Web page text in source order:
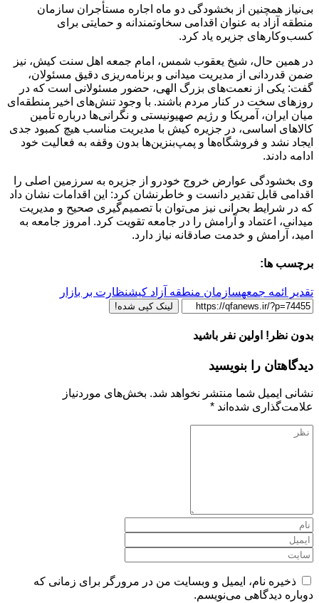
بی‌نیاز همچنین از بخشودگی دو ماه اجاره مستأجران سازمان
منطقه آزاد به عنوان اقدامی سخاوتمندانه و حمایتی برای
کسب‌وکارهای جزیره یاد کرد.
در همین حال، شیخ یعقوب شمس، امام جمعه اهل سنت کیش، نیز
ضمن قدردانی از مدیریت میدانی و برنامه‌ریزی دقیق مسئولان،
گفت: یکی از نعمت‌های بزرگ الهی، حضور مسئولانی است که در
روزهای سخت در کنار مردم باشند. با وجود تنش‌های اخیر منطقه‌ای
میان ایران، آمریکا و رژیم صهیونیستی و نگرانی‌ها درباره تأمین
کالاهای اساسی، در جزیره کیش با مدیریت مناسب هیچ کمبود جدی
ایجاد نشد و فروشگاه‌ها و پمپ‌بنزین‌ها بدون وقفه به فعالیت خود
ادامه دادند.
وی بخشودگی عوارض خروج خودرو از جزیره به سرزمین اصلی را
اقدامی قابل تقدیر دانست و خاطرنشان کرد: این اقدامات نشان داد
که در شرایط بحرانی نیز می‌توان با تصمیم‌گیری صحیح و مدیریت
میدانی، اعتماد و آرامش را در جامعه تقویت کرد. امروز جامعه به
امید، آرامش و خدمت صادقانه نیاز دارد.
برچسب ها:
تقدیر ائمه جمعهسازمان منطقه آزاد کیشنظارت بر بازار
لینک کپی شده!
بدون نظر! اولین نفر باشید
دیدگاهتان را بنویسید
نشانی ایمیل شما منتشر نخواهد شد. بخش‌های موردنیاز
علامت‌گذاری شده‌اند *
ذخیره نام، ایمیل و وبسایت من در مرورگر برای زمانی که
دوباره دیدگاهی می‌نویسم.